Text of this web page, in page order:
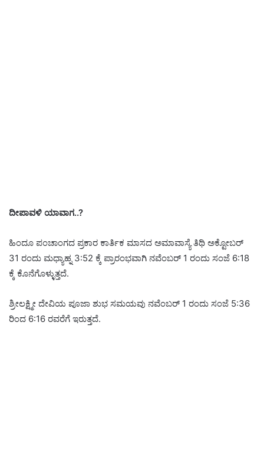
ದೀಪಾವಳಿ ಯಾವಾಗ..?
ಹಿಂದೂ ಪಂಚಾಂಗದ ಪ್ರಕಾರ ಕಾರ್ತಿಕ ಮಾಸದ ಅಮಾವಾಸ್ಯೆ ತಿಥಿ ಅಕ್ಟೋಬರ್
31 ರಂದು ಮಧ್ಯಾಹ್ನ 3:52 ಕ್ಕೆ ಪ್ರಾರಂಭವಾಗಿ ನವೆಂಬರ್ 1 ರಂದು ಸಂಜೆ 6:18
ಕ್ಕೆ ಕೊನೆಗೊಳ್ಳುತ್ತದೆ.
ಶ್ರೀಲಕ್ಷ್ಮೀ ದೇವಿಯ ಪೂಜಾ ಶುಭ ಸಮಯವು ನವೆಂಬರ್ 1 ರಂದು ಸಂಜೆ 5:36
ರಿಂದ 6:16 ರವರೆಗೆ ಇರುತ್ತದೆ.